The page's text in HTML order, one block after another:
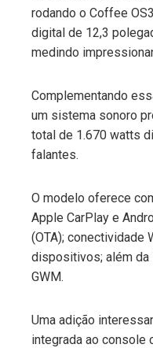
rodando o Coffee
digital de 12,3
medindo
Complementando
um sistema sonoro
total de 1.670 watts
falantes.
O modelo oferece
Apple CarPlay e
(OTA); conectividade
dispositivos; além da
GWM.
Uma adição
integrada ao console